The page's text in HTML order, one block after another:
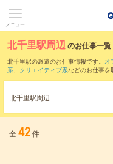
メニュー
北千里駅周辺のお仕事一覧
北千里駅の派遣のお仕事情報です。 オ
系、 クリエイティブ系などのお仕事を
また、淀屋橋駅
のお仕事もご確認いただけます。
北千里駅周辺
全 42件